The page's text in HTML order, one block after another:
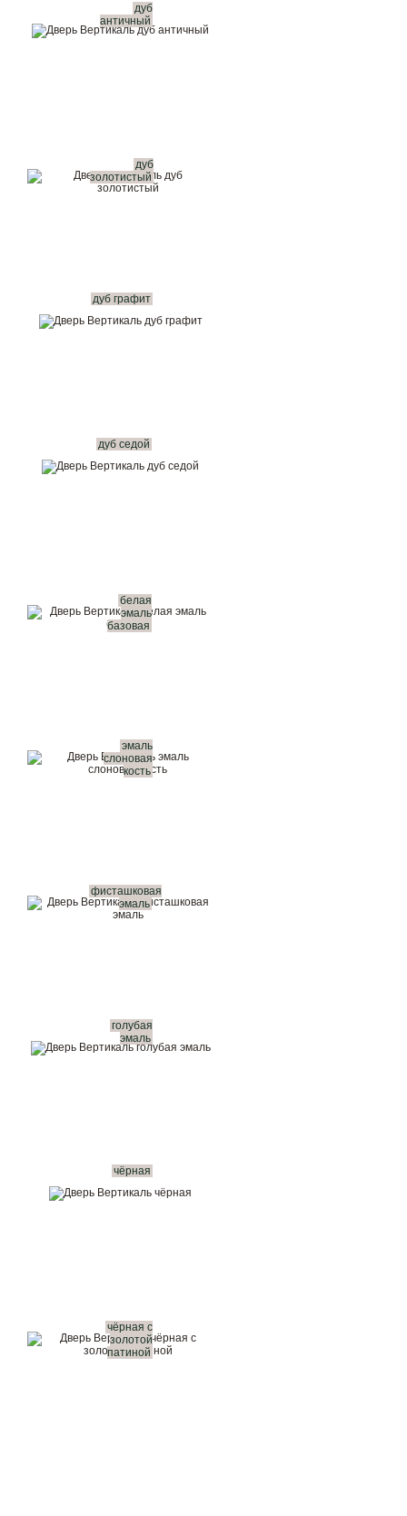
дуб
античный
дуб
золотистый
дуб графит
дуб седой
белая
эмаль
базовая
эмаль
слоновая
кость
фисташковая
эмаль
голубая
эмаль
чёрная
чёрная с
золотой
патиной